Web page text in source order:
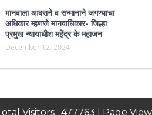
मानवाला आदराने व सन्मानाने जगण्याचा
अधिकार म्हणजे मानवाधिकार- जिल्हा
प्रमुख न्यायाधीश महेंद्र के महाजन
December 12, 2024
Visitors : 477763 | Page